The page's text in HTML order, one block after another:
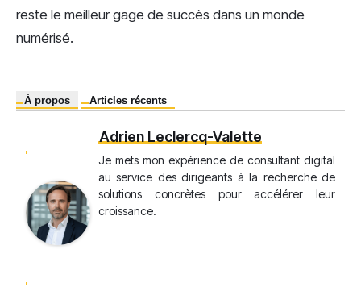
reste le meilleur gage de succès dans un monde
numérisé.
À propos Articles récents
Adrien Leclercq-Valette
Je mets mon expérience de consultant digital
au service des dirigeants à la recherche de
solutions concrètes pour accélérer leur
croissance.